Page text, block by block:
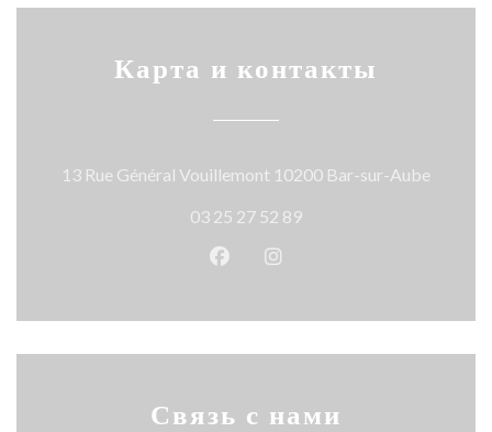
Карта и контакты
13 Rue Général Vouillemont 10200 Bar-sur-Aube
03 25 27 52 89
Facebook ((открывается в
Instagram
Связь с нами